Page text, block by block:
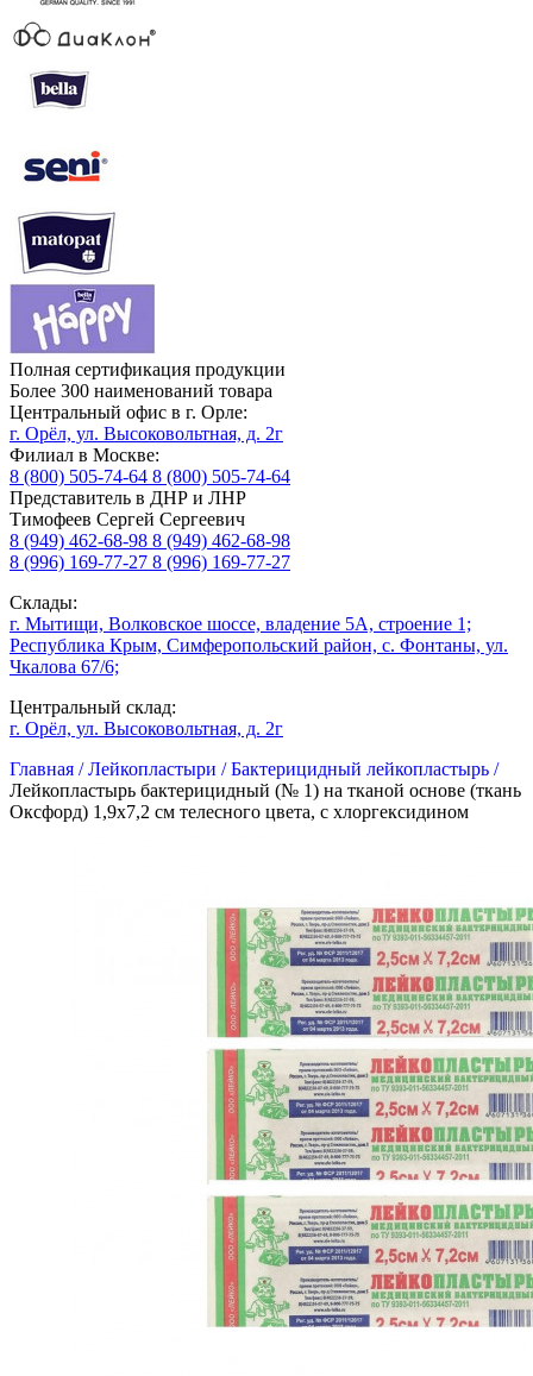
Полная сертификация продукции
Более 300 наименований товара
Центральный офис в г. Орле:
г. Орёл, ул. Высоковольтная, д. 2г
Филиал в Москве:
8 (800) 505-74-64 8 (800) 505-74-64
Представитель в ДНР и ЛНР
Тимофеев Сергей Сергеевич
8 (949) 462-68-98 8 (949) 462-68-98
8 (996) 169-77-27 8 (996) 169-77-27
Склады:
г. Мытищи, Волковское шоссе, владение 5А, строение 1;
Республика Крым, Симферопольский район, с. Фонтаны, ул.
Чкалова 67/6;
Центральный склад:
г. Орёл, ул. Высоковольтная, д. 2г
Главная /Лейкопластыри /Бактерицидный лейкопластырь /
Лейкопластырь бактерицидный (№ 1) на тканой основе (ткань
Оксфорд) 1,9х7,2 см телесного цвета, с хлоргексидином